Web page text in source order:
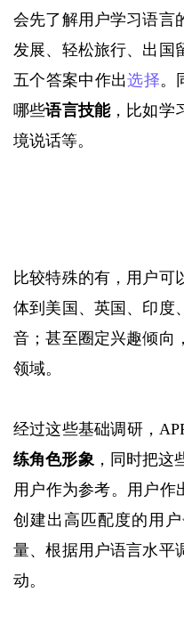
会先了解用户学习语言
发展、轻松旅行、出国
五个答案中作出选择。
哪些语言技能，比如学
境说话等。
比较特殊的有，用户可
体到美国、英国、印度
音；甚至圈定兴趣倾向
领域。
经过这些基础调研，
练角色形象，同时把这
用户作为参考。用户作
创建出高匹配度的用户
量、根据用户语言水平
动。